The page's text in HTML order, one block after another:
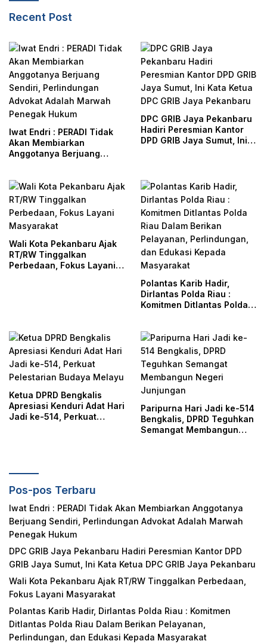
Recent Post
Iwat Endri : PERADI Tidak
Akan Membiarkan
Anggotanya Berjuang
Penegak Hukum
DPC GRIB Jaya Pekanbaru
Hadiri Peresmian Kantor
DPD GRIB Jaya Sumut, Ini
Wali Kota Pekanbaru Ajak
RT/RW Tinggalkan
Perbedaan, Fokus Layani
Polantas Karib Hadir,
Dirlantas Polda Riau :
Komitmen Ditlantas Polda
dan Edukasi Kepada
Masyarakat
Ketua DPRD Bengkalis
Apresiasi Kenduri Adat Hari
Jadi ke-514, Perkuat
Paripurna Hari Jadi ke-514
Bengkalis, DPRD Teguhkan
Semangat Membangun
Pos-pos Terbaru
Iwat Endri : PERADI Tidak Akan Membiarkan Anggotanya
Berjuang Sendiri, Perlindungan Advokat Adalah Marwah
Penegak Hukum
DPC GRIB Jaya Pekanbaru Hadiri Peresmian Kantor DPD
GRIB Jaya Sumut, Ini Kata Ketua DPC GRIB Jaya Pekanbaru
Wali Kota Pekanbaru Ajak RT/RW Tinggalkan Perbedaan,
Fokus Layani Masyarakat
Polantas Karib Hadir, Dirlantas Polda Riau : Komitmen
Ditlantas Polda Riau Dalam Berikan Pelayanan,
Perlindungan, dan Edukasi Kepada Masyarakat